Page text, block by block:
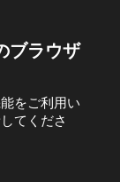
ブラウザ
をご利用い
てくださ